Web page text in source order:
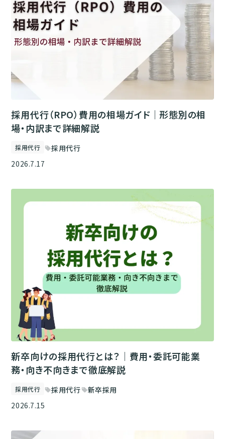
採用代行（RPO）費用の相場ガイド｜形態別の相
場・内訳まで詳細解説
採用代行 sell採用代行
2026.7.17
新卒向けの採用代行とは？｜費用・委託可能業
務・向き不向きまで徹底解説
採用代行 sell採用代行sell新卒採用
2026.7.15